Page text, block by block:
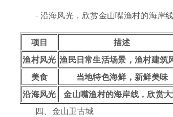
- 沿海风光，欣赏金山嘴渔村的海岸
项目
描述
渔村风光 渔民日常生活场景，渔村建筑
美食
当地特色海鲜，新鲜美味
沿海风光
金山嘴渔村的海岸线，欣赏
四、金山卫古城